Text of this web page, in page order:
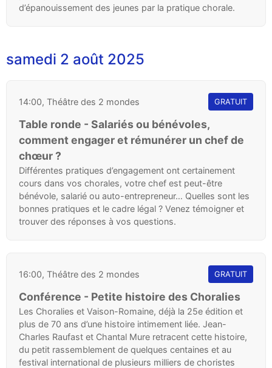
d’épanouissement des jeunes par la pratique chorale.
samedi 2 août 2025
14:00, Théâtre des 2 mondes GRATUIT
Table ronde - Salariés ou bénévoles,
comment engager et rémunérer un chef de
chœur ?
Différentes pratiques d’engagement ont certainement
cours dans vos chorales, votre chef est peut-être
bénévole, salarié ou auto-entrepreneur… Quelles sont les
bonnes pratiques et le cadre légal ? Venez témoigner et
trouver des réponses à vos questions.
16:00, Théâtre des 2 mondes GRATUIT
Conférence - Petite histoire des Choralies
Les Choralies et Vaison-Romaine, déjà la 25e édition et
plus de 70 ans d’une histoire intimement liée. Jean-
Charles Raufast et Chantal Mure retracent cette histoire,
du petit rassemblement de quelques centaines et au
festival international de plusieurs milliers de choristes